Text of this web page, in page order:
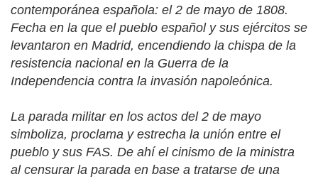
contemporánea española: el 2 de mayo de 1808.
Fecha en la que el pueblo español y sus ejércitos se
levantaron en Madrid, encendiendo la chispa de la
resistencia nacional en la Guerra de la
Independencia contra la invasión napoleónica.
La parada militar en los actos del 2 de mayo
simboliza, proclama y estrecha la unión entre el
pueblo y sus FAS. De ahí el cinismo de la ministra
al censurar la parada en base a tratarse de una